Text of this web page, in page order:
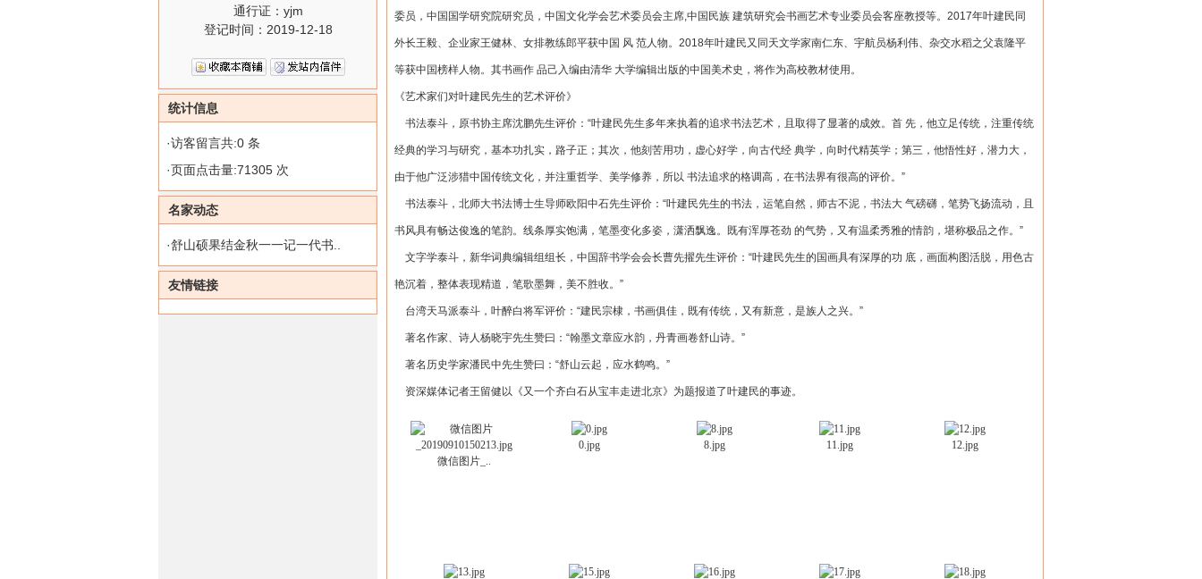
通行证：yjm
登记时间：2019-12-18
统计信息
·访客留言共:0 条
·页面点击量:71305 次
名家动态
·舒山硕果结金秋一一记一代书..
友情链接
委员，中国国学研究院研究员，中国文化学会艺术委员会主席,中国民族 建筑研究会书画艺术专业委员会客座教授等。2017年叶建民同
外长王毅、企业家王健林、女排教练郎平获中国 风 范人物。2018年叶建民又同天文学家南仁东、宇航员杨利伟、杂交水稻之父袁隆平
等获中国榜样人物。其书画作 品己入编由清华 大学编辑出版的中国美术史，将作为高校教材使用。
《艺术家们对叶建民先生的艺术评价》
书法泰斗，原书协主席沈鹏先生评价：“叶建民先生多年来执着的追求书法艺术，且取得了显著的成效。首 先，他立足传统，注重传统
经典的学习与研究，基本功扎实，路子正；其次，他刻苦用功，虚心好学，向古代经 典学，向时代精英学；第三，他悟性好，潜力大，
由于他广泛涉猎中国传统文化，并注重哲学、美学修养，所以 书法追求的格调高，在书法界有很高的评价。”
书法泰斗，北师大书法博士生导师欧阳中石先生评价：“叶建民先生的书法，运笔自然，师古不泥，书法大 气磅礴，笔势飞扬流动，且
书风具有畅达俊逸的笔韵。线条厚实饱满，笔墨变化多姿，潇洒飘逸。既有浑厚苍劲 的气势，又有温柔秀雅的情韵，堪称极品之作。”
文字学泰斗，新华词典编辑组组长，中国辞书学会会长曹先擢先生评价：“叶建民先生的国画具有深厚的功 底，画面构图活脱，用色古
艳沉着，整体表现精道，笔歌墨舞，美不胜收。”
台湾天马派泰斗，叶醉白将军评价：“建民宗棣，书画俱佳，既有传统，又有新意，是族人之兴。”
著名作家、诗人杨晓宇先生赞曰：“翰墨文章应水韵，丹青画卷舒山诗。”
著名历史学家潘民中先生赞曰：“舒山云起，应水鹤鸣。”
资深媒体记者王留健以《又一个齐白石从宝丰走进北京》为题报道了叶建民的事迹。
微信图片_..
0.jpg 8.jpg 11.jpg 12.jpg